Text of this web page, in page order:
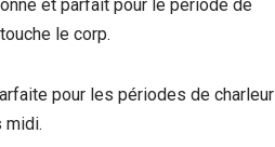
et parfait pour le période de
le corp.
pour les périodes de charleur
midi.